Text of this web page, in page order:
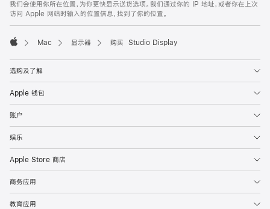
我们会使用你所在位置，为你更快显示送货选项。我们通过你的 IP 地址，或者你在上次
访问 Apple 网站时输入的位置信息，找到了你的位置。
Mac 显示器 购买 Studio Display
选购及了解
Apple 钱包
账户
娱乐
Apple Store 商店
商务应用
教育应用